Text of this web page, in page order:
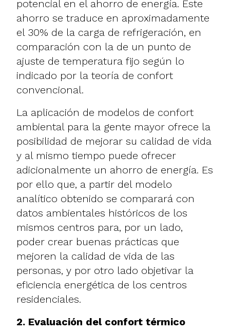
potencial en el ahorro de energía. Este
ahorro se traduce en aproximadamente
el 30% de la carga de refrigeración, en
comparación con la de un punto de
ajuste de temperatura fijo según lo
indicado por la teoría de confort
convencional.
La aplicación de modelos de confort
ambiental para la gente mayor ofrece la
posibilidad de mejorar su calidad de vida
y al mismo tiempo puede ofrecer
adicionalmente un ahorro de energía. Es
por ello que, a partir del modelo
analítico obtenido se comparará con
datos ambientales históricos de los
mismos centros para, por un lado,
poder crear buenas prácticas que
mejoren la calidad de vida de las
personas, y por otro lado objetivar la
eficiencia energética de los centros
residenciales.
2. Evaluación del confort térmico